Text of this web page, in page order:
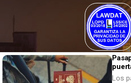
El Periódico de Yecla alcanza un grado
tratamiento de sus
Los